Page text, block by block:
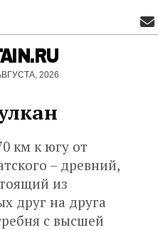
2026
км к югу от
– древний,
из
друг на друга
с высшей